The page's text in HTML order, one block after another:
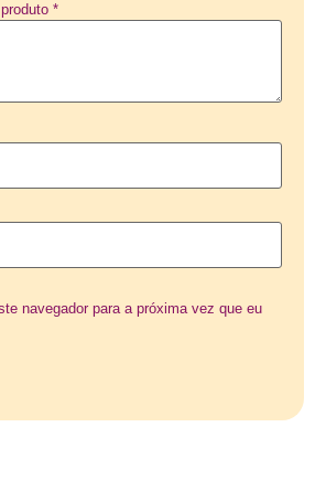
*
navegador para a próxima vez que eu